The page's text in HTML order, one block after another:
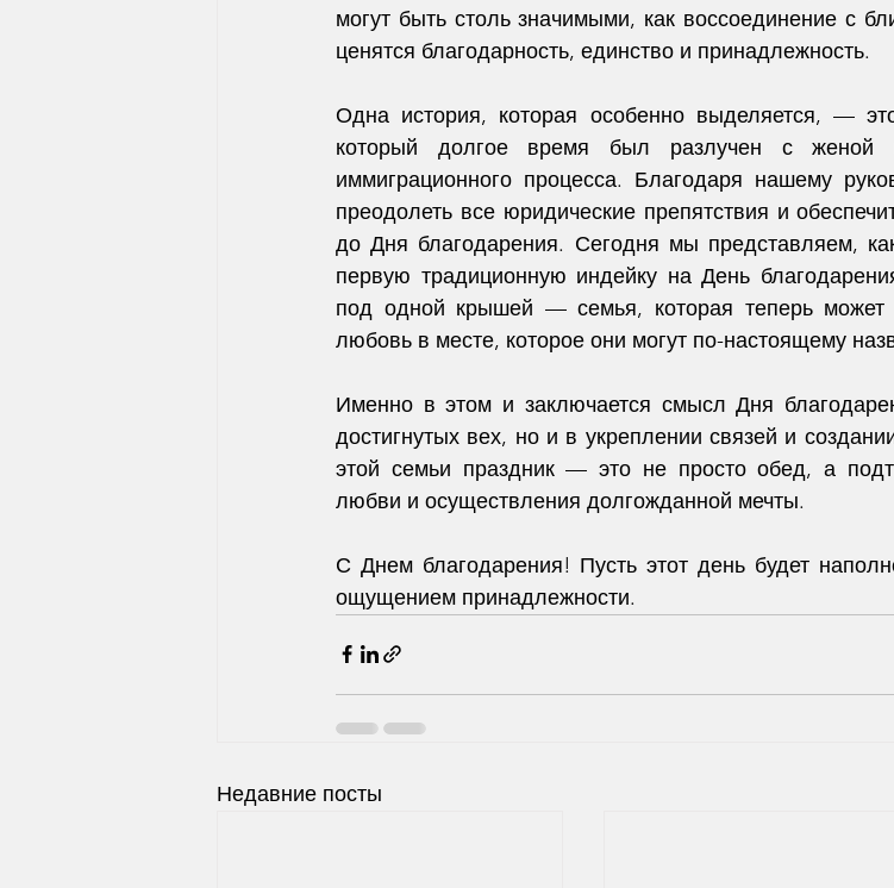
могут быть столь значимыми, как воссоединение с
ценятся благодарность, единство и принадлежность.
Одна история, которая особенно выделяется, —
который долгое время был разлучен с женой
иммиграционного процесса. Благодаря нашему
преодолеть все юридические препятствия и
до Дня благодарения. Сегодня мы представляем,
первую традиционную индейку на День
под одной крышей — семья, которая теперь может
любовь в месте, которое они могут по-настоящему
Именно в этом и заключается смысл Дня
достигнутых вех, но и в укреплении связей и
этой семьи праздник — это не просто обед, а
любви и осуществления долгожданной мечты.
С Днем благодарения! Пусть этот день будет
ощущением принадлежности.
Недавние посты